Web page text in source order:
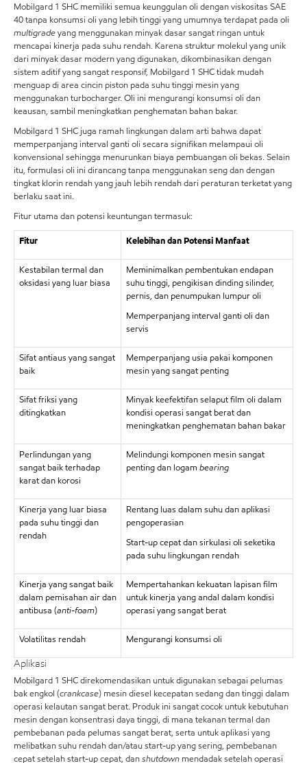
Mobilgard 1 SHC memiliki semua keunggulan oli dengan viskositas SAE
40 tanpa konsumsi oli yang lebih tinggi yang umumnya terdapat pada oli
multigradeyang menggunakan minyak dasar sangat ringan untuk
mencapai kinerja pada suhu rendah. Karena struktur molekul yang unik
dari minyak dasar modern yang digunakan, dikombinasikan dengan
sistem aditif yang sangat responsif, Mobilgard 1 SHC tidak mudah
menguap di area cincin piston pada suhu tinggi mesin yang
menggunakan turbocharger. Oli ini mengurangi konsumsi oli dan
keausan, sambil meningkatkan penghematan bahan bakar.
Mobilgard 1 SHC juga ramah lingkungan dalam arti bahwa dapat
memperpanjang interval ganti oli secara signifikan melampaui oli
konvensional sehingga menurunkan biaya pembuangan oli bekas. Selain
itu, formulasi oli ini dirancang tanpa menggunakan seng dan dengan
tingkat klorin rendah yang jauh lebih rendah dari peraturan terketat yang
berlaku saat ini.
Fitur utama dan potensi keuntungan termasuk:
Fitur
Kelebihan dan Potensi Manfaat
Kestabilan termal dan
oksidasi yang luar biasa
Meminimalkan pembentukan endapan
suhu tinggi, pengikisan dinding silinder,
pernis, dan penumpukan lumpur oli
Memperpanjang interval ganti oli dan
servis
Sifat antiaus yang sangat
baik
Memperpanjang usia pakai komponen
mesin yang sangat penting
Sifat friksi yang
ditingkatkan
Minyak keefektifan selaput film oli dalam
kondisi operasi sangat berat dan
meningkatkan penghematan bahan bakar
Perlindungan yang
sangat baik terhadap
karat dan korosi
Melindungi komponen mesin sangat
penting dan logam bearing
Kinerja yang luar biasa
pada suhu tinggi dan
rendah
Rentang luas dalam suhu dan aplikasi
pengoperasian
Start-up cepat dan sirkulasi oli seketika
pada suhu lingkungan rendah
Kinerja yang sangat baik
dalam pemisahan air dan
antibusa (anti-foam)
Mempertahankan kekuatan lapisan film
untuk kinerja yang andal dalam kondisi
operasi yang sangat berat
Volatilitas rendah Mengurangi konsumsi oli
Aplikasi
Mobilgard 1 SHC direkomendasikan untuk digunakan sebagai pelumas
bak engkol (crankcase) mesin diesel kecepatan sedang dan tinggi dalam
operasi kelautan sangat berat. Produk ini sangat cocok untuk kebutuhan
mesin dengan konsentrasi daya tinggi, di mana tekanan termal dan
pembebanan pada pelumas sangat berat, serta untuk aplikasi yang
melibatkan suhu rendah dan/atau start-up yang sering, pembebanan
cepat setelah start-up cepat, danshutdown mendadak setelah operasi